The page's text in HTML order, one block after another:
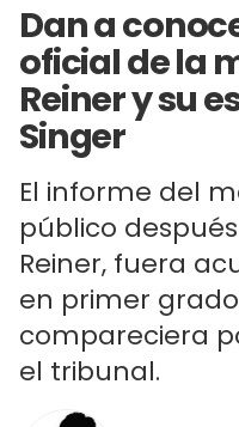
Dan a
oficial de la
Reiner y su
Singer
El informe del
público
Reiner, fuera
en primer
compareciera
el tribunal.